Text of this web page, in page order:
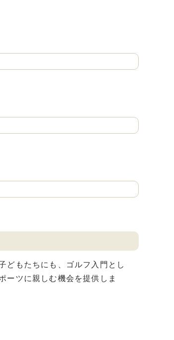
どもたちにも、ゴルフ入門とし
ーツに親しむ機会を提供しま